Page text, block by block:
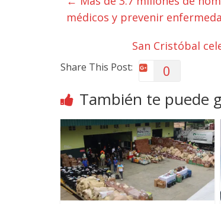
médicos y prevenir
San Cristóbal
Share This Post: 0
También te puede